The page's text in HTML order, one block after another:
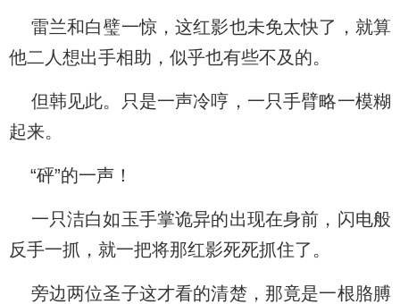
雷兰和白璧一惊，这红影也未免太快了，就算
他二人想出手相助，似乎也有些不及的。
但韩见此。只是一声冷哼，一只手臂略一模糊
起来。
“砰”的一声！
一只洁白如玉手掌诡异的出现在身前，闪电般
反手一抓，就一把将那红影死死抓住了。
旁边两位圣子这才看的清楚，那竟是一根胳膊